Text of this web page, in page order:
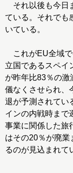
それ以後も今日
ている。それでも
いている。
これがEU全域で
立国であるスペイ
が昨年比83％の激
儀なくさせられ、
退が予測されてい
インの内戦時まで
事業に関係した旅
はその20％が廃
るのが見込まれて